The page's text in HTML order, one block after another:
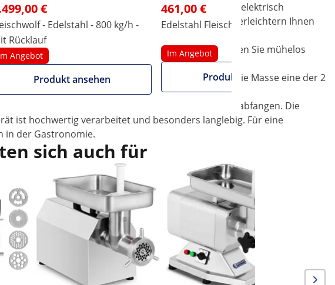
€
- Edelstahl - 800 kg/h -
Rücklauf
Angebot
Produkt ansehen
461,00 €
Edelstahl Fleischwolf - 480 kg/h
Im Angebot
Produkt ansehen
und sonstige Fleischprodukte her. Der Fleischwolf elektrisch
Die 2 Lochscheiben und ein Kunststoffschieber erleichtern Ihnen
das Gerät über eine Rücklauffunktion. Mit ihr lösen Sie mühelos
die scharfe Kreuzklinge. Anschließend passiert die Masse eine der 2
und Gummifüße, die die Vibrationen abfangen. Die
ist hochwertig verarbeitet und besonders langlebig. Für eine
in der Gastronomie.
sich auch für